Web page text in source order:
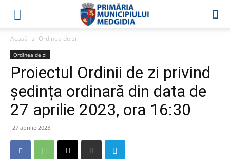
Acasă Ordinea de zi
Ordinea de zi
Proiectul Ordinii de zi privind
ședința ordinară din data de
27 aprilie 2023, ora 16:30
27 aprilie 2023